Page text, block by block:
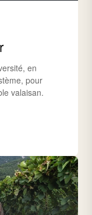
en
pour
valaisan.